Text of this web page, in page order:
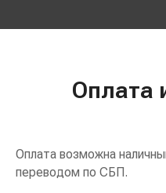
Оплата
Оплата возможна
переводом по СБП.